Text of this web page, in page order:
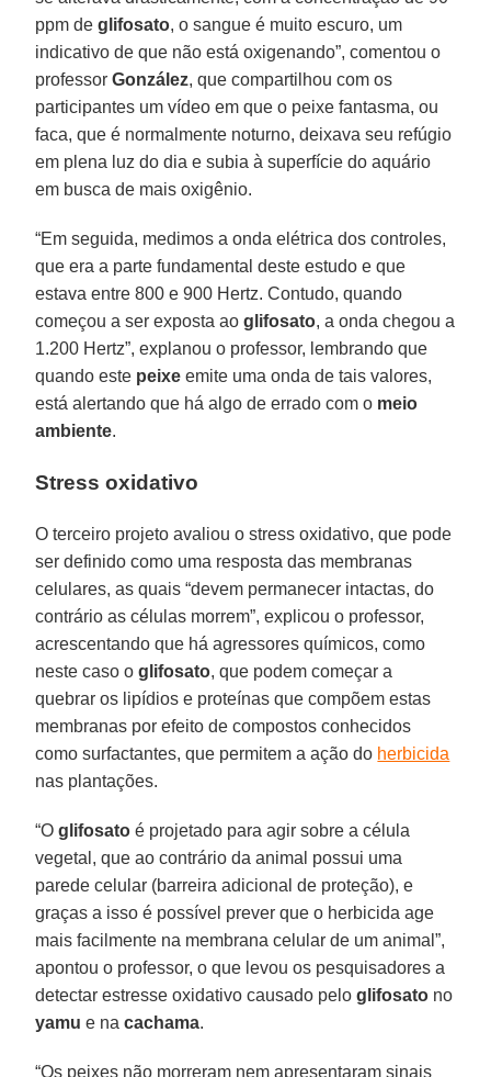
ppm deglifosato, o sangue é muito escuro, um
indicativo de que não está oxigenando”, comentou o
professorGonzález, que compartilhou com os
participantes um vídeo em que o peixe fantasma, ou
faca, que é normalmente noturno, deixava seu refúgio
em plena luz do dia e subia à superfície do aquário
em busca de mais oxigênio.
“Em seguida, medimos a onda elétrica dos controles,
que era a parte fundamental deste estudo e que
estava entre 800 e 900 Hertz. Contudo, quando
começou a ser exposta aoglifosato, a onda chegou a
1.200 Hertz”, explanou o professor, lembrando que
quando este peixe emite uma onda de tais valores,
está alertando que há algo de errado com o meio
ambiente.
Stress oxidativo
O terceiro projeto avaliou o stress oxidativo, que pode
ser definido como uma resposta das membranas
celulares, as quais “devem permanecer intactas, do
contrário as células morrem”, explicou o professor,
acrescentando que há agressores químicos, como
neste caso oglifosato, que podem começar a
quebrar os lipídios e proteínas que compõem estas
membranas por efeito de compostos conhecidos
como surfactantes, que permitem a ação do herbicida
nas plantações.
“Oglifosato é projetado para agir sobre a célula
vegetal, que ao contrário da animal possui uma
parede celular (barreira adicional de proteção), e
graças a isso é possível prever que o herbicida age
mais facilmente na membrana celular de um animal”,
apontou o professor, o que levou os pesquisadores a
detectar estresse oxidativo causado peloglifosato no
yamu e nacachama.
“Os peixes não morreram nem apresentaram sinais